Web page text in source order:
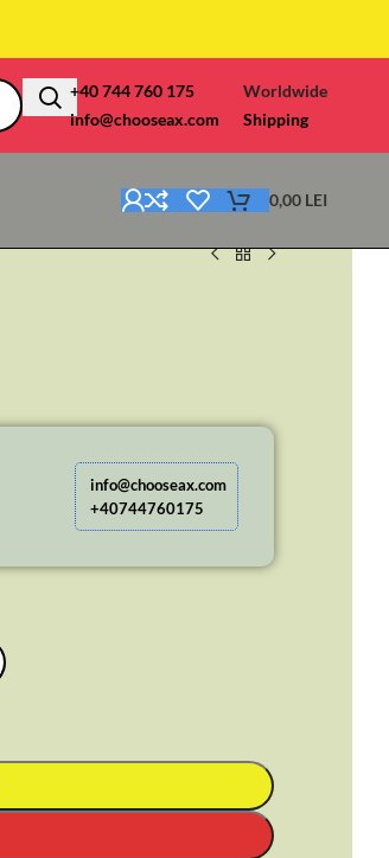
+40 744 760 175
info@chooseax.com
Worldwide
Shipping
0,00 LEI
info@chooseax.com
+40744760175